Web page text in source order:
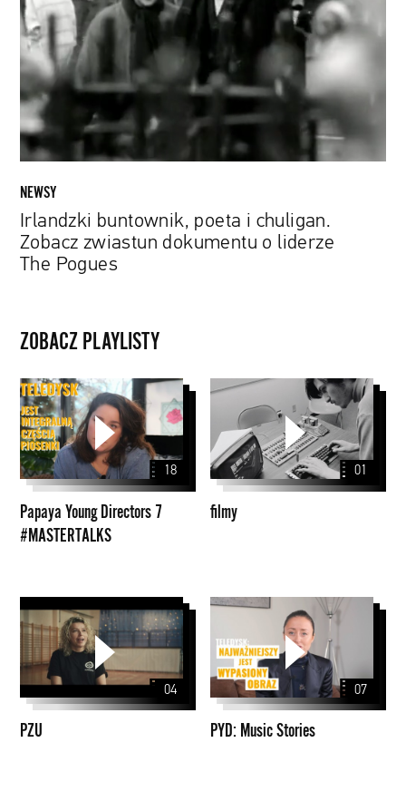
i
chuligan.
Zobacz
zwiastun
dokumentu
o
liderze
The
Pogues
NEWSY
Irlandzki buntownik, poeta i chuligan.
Zobacz zwiastun dokumentu o liderze
The Pogues
ZOBACZ PLAYLISTY
Papaya
Young
Directors
7
#MASTERTALKS
18
Papaya Young Directors 7
#MASTERTALKS
filmy
01
filmy
PZU
04
PZU
PYD:
Stories
07
PYD: Music Stories